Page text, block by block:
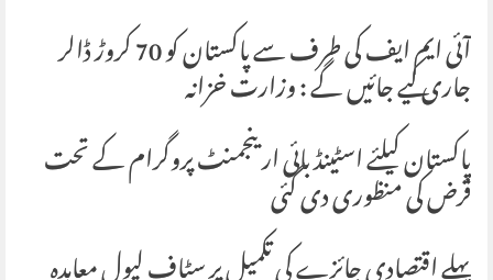
آئی ایم ایف کی طرف سے پاکستان کو 70 کروڑ ڈالر
جاری کیے جائیں گے : وزارت خزانہ
پاکستان کیلئے اسٹینڈ بائی ارینجمنٹ پروگرام کے تحت
قرض کی منظوری دی گئی